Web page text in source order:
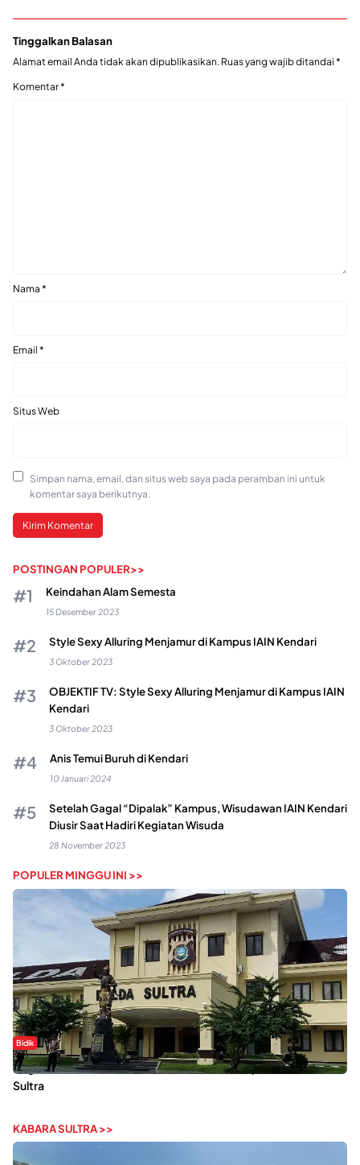
Tinggalkan Balasan
Alamat email Anda tidak akan dipublikasikan. Ruas yang wajib ditandai *
Komentar*
Nama *
Email *
Situs Web
Simpan nama, email, dan situs web saya pada peramban ini untuk
komentar saya berikutnya.
POSTINGAN POPULER>>
Keindahan Alam Semesta
15 Desember 2023
Style Sexy Alluring Menjamur di Kampus IAIN Kendari
3 Oktober 2023
OBJEKTIF TV: Style Sexy Alluring Menjamur di Kampus IAIN
Kendari
3 Oktober 2023
Anis Temui Buruh di Kendari
10 Januari 2024
Setelah Gagal “Dipalak” Kampus, Wisudawan IAIN Kendari
Diusir Saat Hadiri Kegiatan Wisuda
28 November 2023
POPULER MINGGU INI >>
Bidik
Dugaan Kekerasan Seksual di UIN Kendari Dilaporkan ke Polda
Sultra
KABARA SULTRA >>